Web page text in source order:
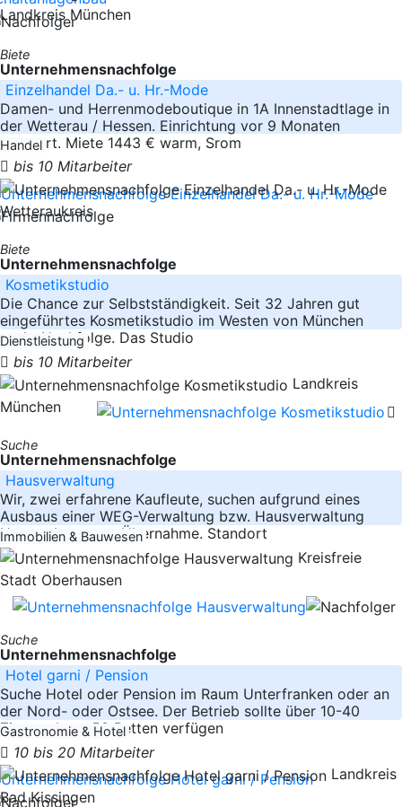
Landkreis München
Biete
Unternehmensnachfolge
Einzelhandel Da.- u. Hr.-Mode
Damen- und Herrenmodeboutique in 1A Innenstadtlage in
der Wetterau / Hessen. Einrichtung vor 9 Monaten
erneuert. Miete 1443 € warm, Srom
Handel
bis 10 Mitarbeiter
Wetteraukreis
Biete
Unternehmensnachfolge
Kosmetikstudio
Die Chance zur Selbstständigkeit. Seit 32 Jahren gut
eingeführtes Kosmetikstudio im Westen von München
sucht Nachfolge. Das Studio
Dienstleistung
bis 10 Mitarbeiter
Landkreis
München
Suche
Unternehmensnachfolge
Hausverwaltung
Wir, zwei erfahrene Kaufleute, suchen aufgrund eines
Ausbaus einer WEG-Verwaltung bzw. Hausverwaltung
Unternehmen zur Übernahme. Standort
Immobilien & Bauwesen
Kreisfreie
Stadt Oberhausen
Suche
Unternehmensnachfolge
Hotel garni / Pension
Suche Hotel oder Pension im Raum Unterfranken oder an
der Nord- oder Ostsee. Der Betrieb sollte über 10-40
Zimmer bzw. 50 Betten verfügen
Gastronomie & Hotel
10 bis 20 Mitarbeiter
Landkreis
Bad Kissingen